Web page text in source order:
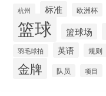
杭州 标准 欧洲杯
篮球 篮球场
羽毛球拍 英语 规则
金牌 队员 项目